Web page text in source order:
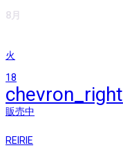
8月
火
18
chevron_right
販売中
REIRIE